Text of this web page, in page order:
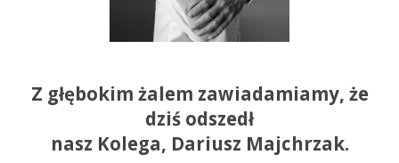
Z głębokim żalem zawiadamiamy, że
dziś odszedł
nasz Kolega, Dariusz Majchrzak.